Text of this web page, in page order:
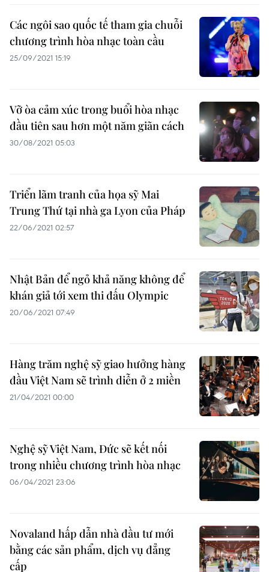
Các ngôi sao quốc tế tham gia chuỗi
chương trình hòa nhạc toàn cầu
25/09/2021 15:19
Vỡ òa cảm xúc trong buổi hòa nhạc
đầu tiên sau hơn một năm giãn cách
30/08/2021 05:03
Triển lãm tranh của họa sỹ Mai
Trung Thứ tại nhà ga Lyon của Pháp
22/06/2021 02:57
Nhật Bản để ngỏ khả năng không để
khán giả tới xem thi đấu Olympic
20/06/2021 07:49
Hàng trăm nghệ sỹ giao hưởng hàng
đầu Việt Nam sẽ trình diễn ở 2 miền
21/04/2021 00:00
Nghệ sỹ Việt Nam, Đức sẽ kết nối
trong nhiều chương trình hòa nhạc
06/04/2021 23:06
Novaland hấp dẫn nhà đầu tư mới
bằng các sản phẩm, dịch vụ đẳng
cấp